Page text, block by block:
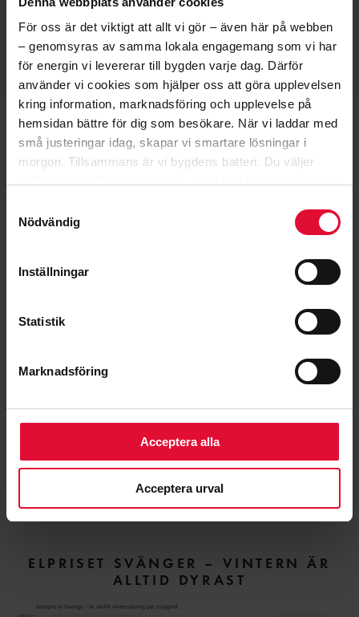
För oss är det viktigt att allt vi gör – även här på webben
– genomsyras av samma lokala engagemang som vi har
för energin vi levererar till bygden varje dag. Därför
använder vi cookies som hjälper oss att göra upplevelsen
kring information, marknadsföring och upplevelse på
hemsidan bättre för dig som besökare. När vi laddar med
små justeringar idag, skapar vi smartare lösningar i
morgon. Tillsammans är vi bygdens batteri. Du väljer
Nödvändig
Inställningar
Statistik
Marknadsföring
Acceptera alla
Acceptera urval
VANLIGA FRÅGOR OM
VINTERSÄKRING
VINTERSÄKRING?
HUR LÅNG PERIOD KAN JAG VÄLJA?
KAN JAG TECKNA OM JAG INTE ÄR
ELPRISET SVÄNGER – VINTERN ÄR
ALLTID DYRAST